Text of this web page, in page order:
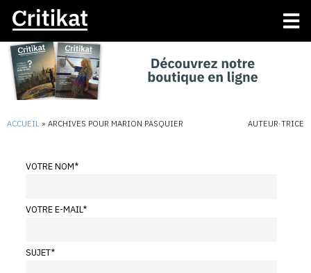
ACCUEIL » ARCHIVES POUR MARION PASQUIER AUTEUR·TRICE
VOTRE NOM*
VOTRE E-MAIL*
SUJET*